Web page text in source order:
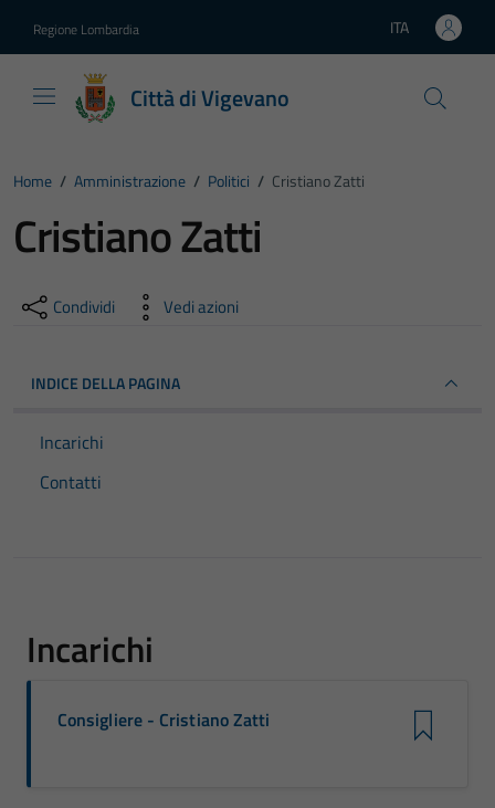
Regione Lombardia Lingua attiva:
ITA
Città di Vigevano
Home / Amministrazione / Politici / Cristiano Zatti
Cristiano Zatti
Condividi Vedi azioni
INDICE DELLA PAGINA
Incarichi
Contatti
Incarichi
Consigliere - Cristiano Zatti